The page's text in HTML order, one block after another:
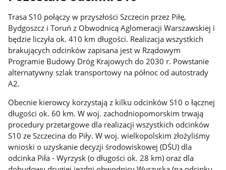
Trasa S10 połączy w przyszłości Szczecin przez Piłę,
Bydgoszcz i Toruń z Obwodnicą Aglomeracji Warszawskiej i
będzie liczyła ok. 410 km długości. Realizacja wszystkich
brakujących odcinków zapisana jest w Rządowym
Programie Budowy Dróg Krajowych do 2030 r. Powstanie
alternatywny szlak transportowy na północ od autostrady
A2.
Obecnie kierowcy korzystają z kilku odcinków S10 o łącznej
długości ok. 60 km. W woj. zachodniopomorskim trwają
procedury przetargowe dla realizacji wszystkich odcinków
S10 ze Szczecina do Piły. W woj. wielkopolskim złożyliśmy
wnioski o uzyskanie decyzji środowiskowej (DŚU) dla
odcinka Piła - Wyrzysk (o długości ok. 28 km) oraz dla